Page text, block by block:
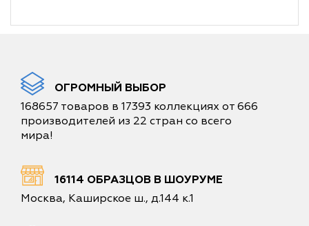
ОГРОМНЫЙ ВЫБОР
168657 товаров в 17393 коллекциях от 666
производителей из 22 стран со всего
мира!
16114 ОБРАЗЦОВ В ШОУРУМЕ
Москва, Каширское ш., д.144 к.1